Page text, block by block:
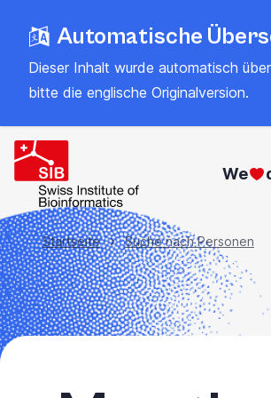
Hauptinhalt
springen
Automatische
Dieser Inhalt wurde automatisch
bitte die englische Originalversion.
We
Brotkrümel
Startseite Suche nach Personen